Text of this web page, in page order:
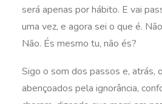
será apenas por hábito. E vai
uma vez, e agora sei o que é.
Não. És mesmo tu, não és?
Sigo o som dos passos e, atrás,
abençoados pela ignorância,